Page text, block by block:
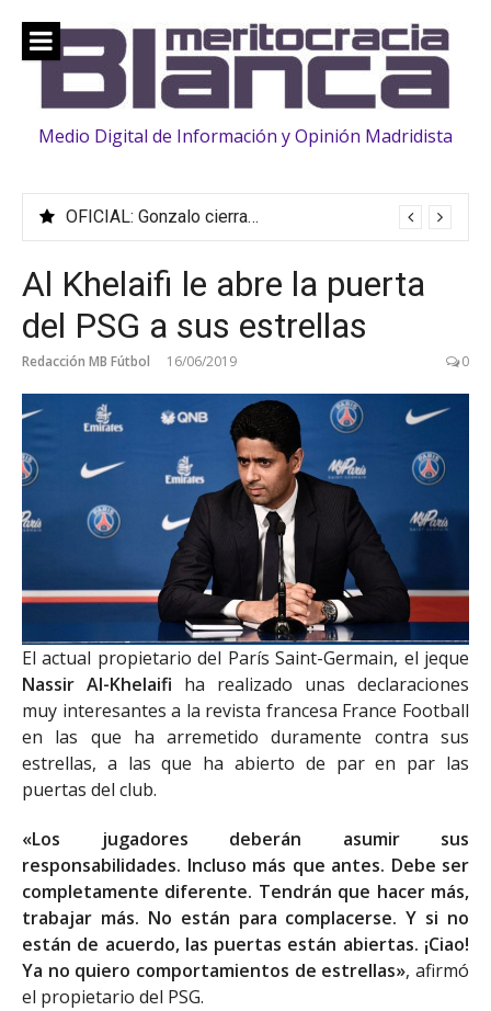
contenido
Medio Digital de Información y Opinión Madridista
OFICIAL: Gonzalo cierra su traspaso al Fulham
Al Khelaifi le abre la puerta
del PSG a sus estrellas
Redacción MB Fútbol 16/06/2019 0
El actual propietario del París Saint-Germain, el jeque
Nassir Al-Khelaifi ha realizado unas declaraciones
muy interesantes a la revista francesa France Football
en las que ha arremetido duramente contra sus
estrellas, a las que ha abierto de par en par las
puertas del club.
«Los jugadores deberán asumir sus
responsabilidades. Incluso más que antes. Debe ser
completamente diferente. Tendrán que hacer más,
trabajar más. No están para complacerse. Y si no
están de acuerdo, las puertas están abiertas. ¡Ciao!
Ya no quiero comportamientos de estrellas», afirmó
el propietario del PSG.